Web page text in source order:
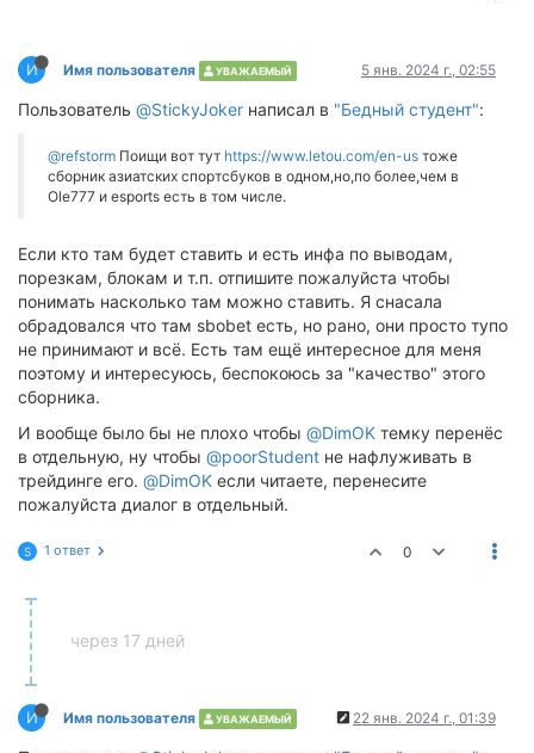
И Имя пользователя УВАЖАЕМЫЙ 5 янв. 2024 г., 02:55
Пользователь @StickyJoker написал в "Бедный студент":
@refstorm Поищи вот тут https://www.letou.com/en-us тоже
сборник азиатских спортсбуков в одном,но,по более,чем в
Ole777 и esports есть в том числе.
Если кто там будет ставить и есть инфа по выводам,
порезкам, блокам и т.п. отпишите пожалуйста чтобы
понимать насколько там можно ставить. Я снасала
обрадовался что там sbobet есть, но рано, они просто тупо
не принимают и всё. Есть там ещё интересное для меня
поэтому и интересуюсь, беспокоюсь за "качество" этого
сборника.
И вообще было бы не плохо чтобы @DimOK темку перенёс
в отдельную, ну чтобы @poorStudent не нафлуживать в
трейдинге его. @DimOK если читаете, перенесите
пожалуйста диалог в отдельный.
S 1 ответ 0
через 17 дней
И Имя пользователя УВАЖАЕМЫЙ 22 янв. 2024 г., 01:39